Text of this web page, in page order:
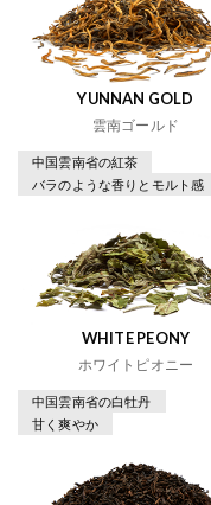
YUNNAN GOLD
雲南ゴールド
中国雲南省の紅茶
バラのような香りとモルト感
WHITE PEONY
ホワイトピオニー
中国雲南省の白牡丹
甘く爽やか